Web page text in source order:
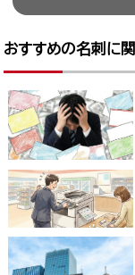
おすすめの名刺に